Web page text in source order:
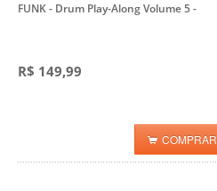
FUNK - Drum Play-Along Volume 5-
R$ 149,99
COMPRAR